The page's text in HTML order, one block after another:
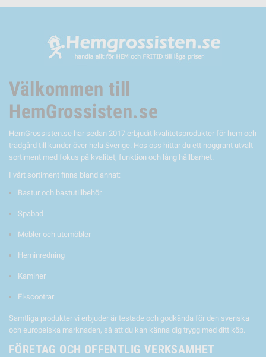
Välkommen till
HemGrossisten.se
HemGrossisten.se har sedan 2017 erbjudit kvalitetsprodukter för hem och
trädgård till kunder över hela Sverige. Hos oss hittar du ett noggrant utvalt
sortiment med fokus på kvalitet, funktion och lång hållbarhet.
I vårt sortiment finns bland annat:
Bastur och bastutillbehör
Spabad
Möbler och utemöbler
Heminredning
Kaminer
El-scootrar
Samtliga produkter vi erbjuder är testade och godkända för den svenska
och europeiska marknaden, så att du kan känna dig trygg med ditt köp.
FÖRETAG OCH OFFENTLIG VERKSAMHET